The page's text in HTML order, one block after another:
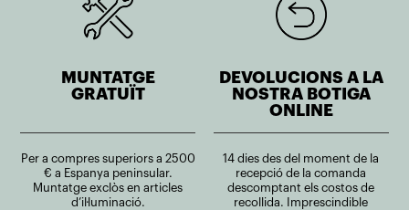
MUNTATGE
GRATUÏT
Per a compres superiors a 2500
€ a Espanya peninsular.
Muntatge exclòs en articles
d’il·luminació.
DEVOLUCIONS A LA
NOSTRA BOTIGA
ONLINE
14 dies des del moment de la
recepció de la comanda
descomptant els costos de
recollida. Imprescindible